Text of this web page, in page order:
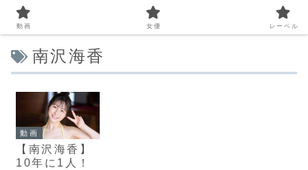
南沢海香
動画
【南沢海香】
10年に1人！
動画 女優 レーベル